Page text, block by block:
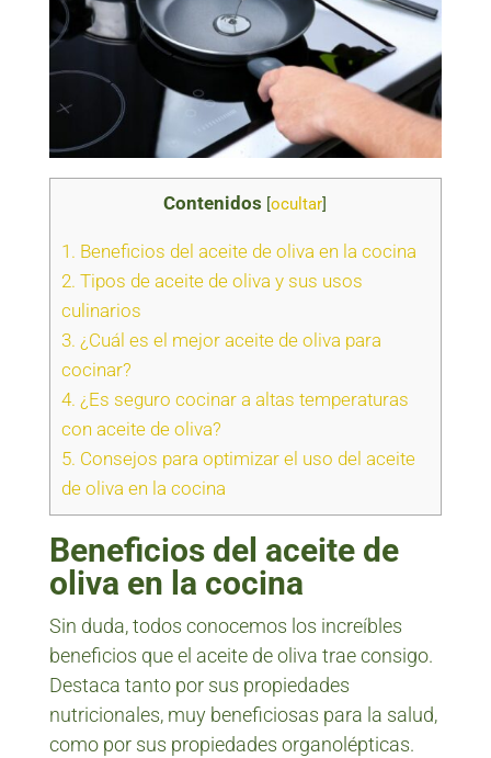
Contenidos [ocultar]
1. Beneficios del aceite de oliva en la cocina
2. Tipos de aceite de oliva y sus usos
culinarios
3. ¿Cuál es el mejor aceite de oliva para
cocinar?
4. ¿Es seguro cocinar a altas temperaturas
con aceite de oliva?
5. Consejos para optimizar el uso del aceite
de oliva en la cocina
Beneficios del aceite de
oliva en la cocina
Sin duda, todos conocemos los increíbles
beneficios que el aceite de oliva trae consigo.
Destaca tanto por sus propiedades
nutricionales, muy beneficiosas para la salud,
como por sus propiedades organolépticas.